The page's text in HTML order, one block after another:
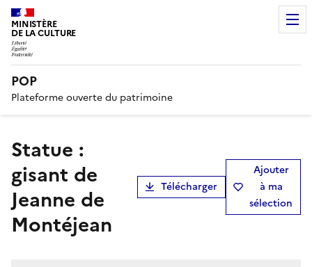
MINISTÈRE
DE LA CULTURE
POP
Plateforme ouverte du patrimoine
statue :
gisant de
Jeanne de
Montéjean
Télécharger
Ajouter
à ma
sélection